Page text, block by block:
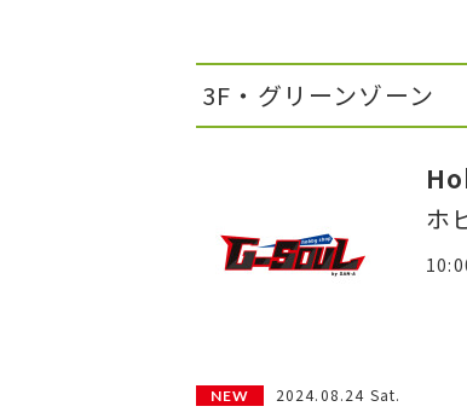
3F・グリーンゾーン
ホ
2024.08.24 Sat.